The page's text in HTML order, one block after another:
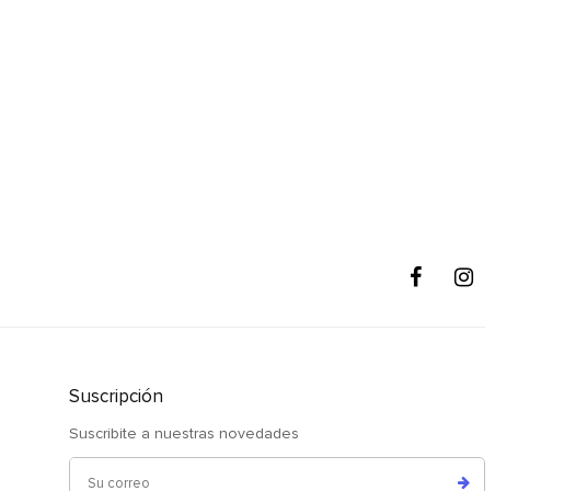
Suscripción
Suscribite a nuestras novedades